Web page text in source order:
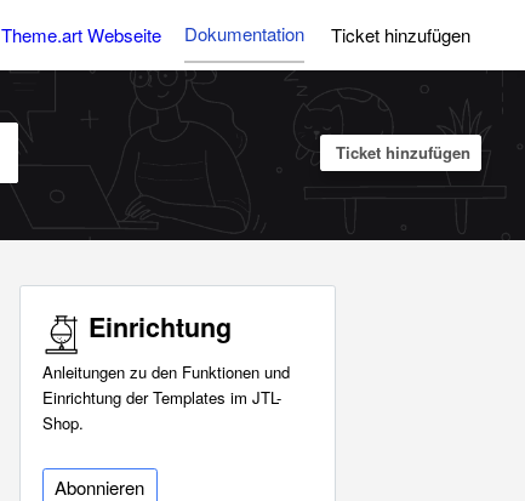
Theme.art Webseite Dokumentation Ticket hinzufügen
Ticket hinzufügen
Einrichtung
Anleitungen zu den Funktionen und
Einrichtung der Templates im JTL-
Shop.
Abonnieren